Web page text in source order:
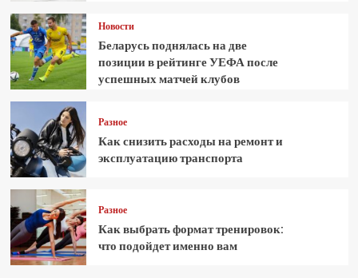
Новости
Беларусь поднялась на две
позиции в рейтинге УЕФА после
успешных матчей клубов
Разное
Как снизить расходы на ремонт и
эксплуатацию транспорта
Разное
Как выбрать формат тренировок:
что подойдет именно вам